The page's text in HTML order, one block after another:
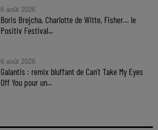
6 août 2026
Boris Brejcha, Charlotte de Witte, Fisher… le
Positiv Festival...
6 août 2026
Galantis : remix bluffant de Can’t Take My Eyes
Off You pour un...